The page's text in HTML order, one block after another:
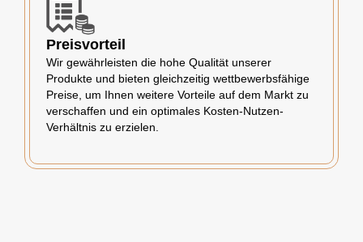
Preisvorteil
Wir gewährleisten die hohe Qualität unserer
Produkte und bieten gleichzeitig wettbewerbsfähige
Preise, um Ihnen weitere Vorteile auf dem Markt zu
verschaffen und ein optimales Kosten-Nutzen-
Verhältnis zu erzielen.